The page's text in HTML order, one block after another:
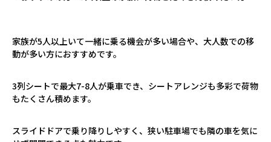
家族が5人以上いて一緒に乗る機会が多い場合や、大人数での移
動が多い方におすすめです。
3列シートで最大7-8人が乗車でき、シートアレンジも多彩で荷物
もたくさん積めます。
スライドドアで乗り降りしやすく、狭い駐車場でも隣の車を気に